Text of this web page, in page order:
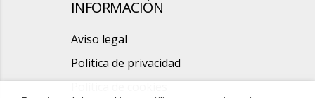
INFORMACIÓN
Aviso legal
Politica de privacidad